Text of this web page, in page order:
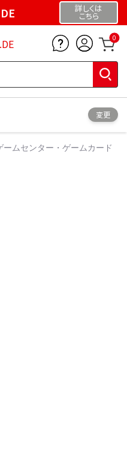
詳しくは
こちら
0
変更
ームセンター・ゲームカード